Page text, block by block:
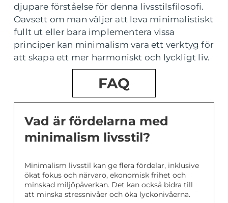
djupare förståelse för denna livsstilsfilosofi.
Oavsett om man väljer att leva minimalistiskt
fullt ut eller bara implementera vissa
principer kan minimalism vara ett verktyg för
att skapa ett mer harmoniskt och lyckligt liv.
FAQ
Vad är fördelarna med
minimalism livsstil?
Minimalism livsstil kan ge flera fördelar, inklusive
ökat fokus och närvaro, ekonomisk frihet och
minskad miljöpåverkan. Det kan också bidra till
att minska stressnivåer och öka lyckonivåerna.